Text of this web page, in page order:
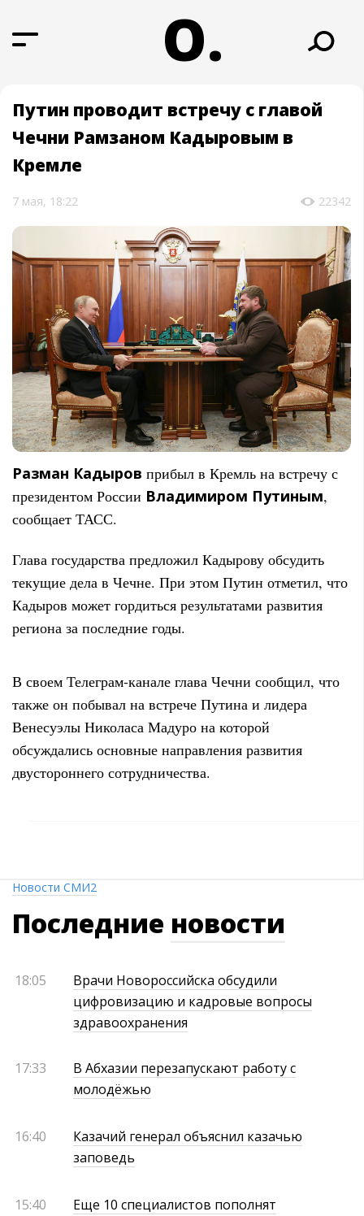
О.
Путин проводит встречу с главой
Чечни Рамзаном Кадыровым в
Кремле
7 мая, 18:22 22342
Разман Кадыров прибыл в Кремль на встречу с
президентом России Владимиром Путиным,
сообщает ТАСС.
Глава государства предложил Кадырову обсудить
текущие дела в Чечне. При этом Путин отметил, что
Кадыров может гордиться результатами развития
региона за последние годы.
В своем Телеграм-канале глава Чечни сообщил, что
также он побывал на встрече Путина и лидера
Венесуэлы Николаса Мадуро на которой
обсуждались основные направления развития
двустороннего сотрудничества.
Новости СМИ2
Последние новости
18:05
Врачи Новороссийска обсудили
цифровизацию и кадровые вопросы
здравоохранения
17:33
В Абхазии перезапускают работу с
молодёжью
16:40
Казачий генерал объяснил казачью
заповедь
15:40
Еще 10 специалистов пополнят